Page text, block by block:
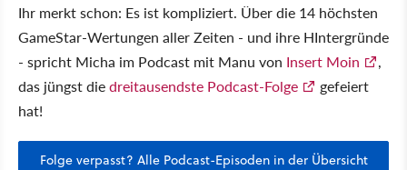
Ihr merkt schon: Es ist kompliziert. Über die 14 höchsten
GameStar-Wertungen aller Zeiten - und ihre HIntergründe
- spricht Micha im Podcast mit Manu von Insert Moin
,
das jüngst diedreitausendste Podcast-Folge
gefeiert
hat!
Folge verpasst? Alle Podcast-Episoden in der Übersicht